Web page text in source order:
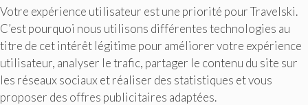
Votre expérience utilisateur est une priorité pour Travelski.
C’est pourquoi nous utilisons différentes technologies au
titre de cet intérêt légitime pour améliorer votre expérience
utilisateur, analyser le trafic, partager le contenu du site sur
les réseaux sociaux et réaliser des statistiques et vous
proposer des offres publicitaires adaptées.